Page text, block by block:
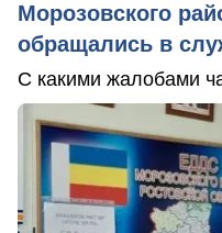
Морозовского
обращались в
С какими жалобами